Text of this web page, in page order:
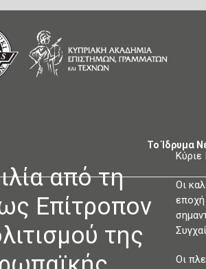
Το Ίδρυμα
από τη
Επίτροπον
της
Κύριε
Οι
εποχή
Οι